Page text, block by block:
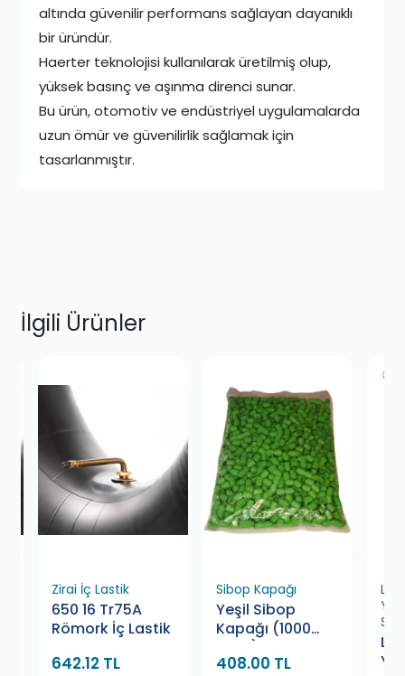
altında güvenilir performans sağlayan dayanıklı
bir üründür.
Haerter teknolojisi kullanılarak üretilmiş olup,
yüksek basınç ve aşınma direnci sunar.
Bu ürün, otomotiv ve endüstriyel uygulamalarda
uzun ömür ve güvenilirlik sağlamak için
tasarlanmıştır.
İlgili Ürünler
Zirai İç Lastik
650 16 Tr75A
Römork İç Lastik
642.12 TL
Sibop Kapağı
Yeşil Sibop
Kapağı (1000
Adet)
408.00 TL